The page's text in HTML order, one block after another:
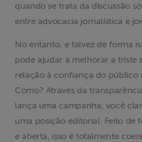
quando se trata da discussão
entre advocacia jornalística e
No entanto, e talvez de forma
pode ajudar a melhorar a triste
relação à confiança do público
Como? Através da
lança uma campanha, você
uma posição editorial. Feito de
e aberta, isso é totalmente